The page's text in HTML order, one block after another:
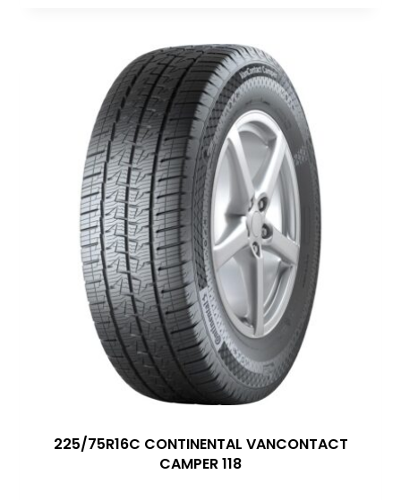
225/75R16C CONTINENTAL VANCONTACT
CAMPER 118